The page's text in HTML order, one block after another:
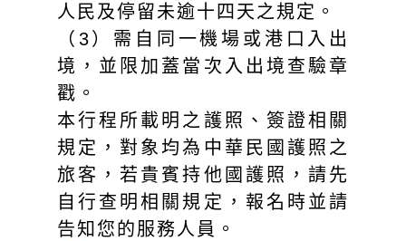
人民及停留未逾十四天之規定。
（3）需自同一機場或港口入出
境，並限加蓋當次入出境查驗章
戳。
本行程所載明之護照、簽證相關
規定，對象均為中華民國護照之
旅客，若貴賓持他國護照，請先
自行查明相關規定，報名時並請
告知您的服務人員。